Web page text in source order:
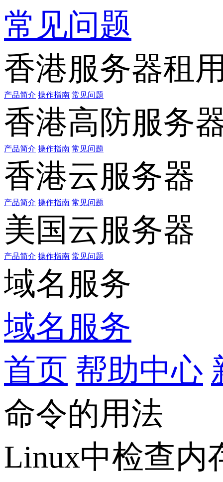
常见问题
香港服务器租
产品简介 操作指南 常见问题
香港高防服务
产品简介 操作指南 常见问题
香港云服务器
产品简介 操作指南 常见问题
美国云服务器
产品简介 操作指南 常见问题
域名服务
域名服务
首页 帮助中心
命令的用法
Linux中检查内